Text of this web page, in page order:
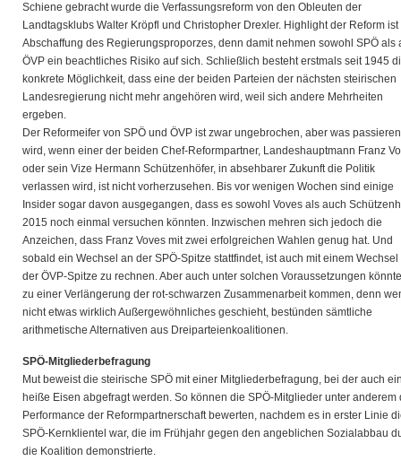
Schiene gebracht wurde die Verfassungsreform von den Obleuten der
Landtagsklubs Walter Kröpfl und Christopher Drexler. Highlight der Reform ist
Abschaffung des Regierungsproporzes, denn damit nehmen sowohl SPÖ als
ÖVP ein beachtliches Risiko auf sich. Schließlich besteht erstmals seit 1945
konkrete Möglichkeit, dass eine der beiden Parteien der nächsten steirischen
Landesregierung nicht mehr angehören wird, weil sich andere Mehrheiten
ergeben.
Der Reformeifer von SPÖ und ÖVP ist zwar ungebrochen, aber was passieren
wird, wenn einer der beiden Chef-Reformpartner, Landeshauptmann Franz
oder sein Vize Hermann Schützenhöfer, in absehbarer Zukunft die Politik
verlassen wird, ist nicht vorherzusehen. Bis vor wenigen Wochen sind einige
Insider sogar davon ausgegangen, dass es sowohl Voves als auch
2015 noch einmal versuchen könnten. Inzwischen mehren sich jedoch die
Anzeichen, dass Franz Voves mit zwei erfolgreichen Wahlen genug hat. Und
sobald ein Wechsel an der SPÖ-Spitze stattfindet, ist auch mit einem Wechsel
der ÖVP-Spitze zu rechnen. Aber auch unter solchen Voraussetzungen
zu einer Verlängerung der rot-schwarzen Zusammenarbeit kommen, denn
nicht etwas wirklich Außergewöhnliches geschieht, bestünden sämtliche
arithmetische Alternativen aus Dreiparteienkoalitionen.
SPÖ-Mitgliederbefragung
Mut beweist die steirische SPÖ mit einer Mitgliederbefragung, bei der auch
heiße Eisen abgefragt werden. So können die SPÖ-Mitglieder unter anderem
Performance der Reformpartnerschaft bewerten, nachdem es in erster Linie
SPÖ-Kernklientel war, die im Frühjahr gegen den angeblichen Sozialabbau
die Koalition demonstrierte.